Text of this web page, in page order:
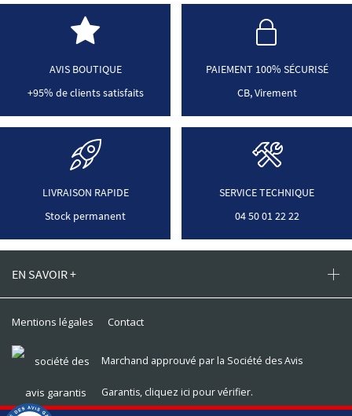
AVIS BOUTIQUE
+95% de clients satisfaits
PAIEMENT 100% SÉCURISÉ
CB, Virement
LIVRAISON RAPIDE
Stock permanent
SERVICE TECHNIQUE
04 50 01 22 22
EN SAVOIR +
Mentions légales Contact
Marchand approuvé par la Société des Avis
Garantis, cliquez ici pour vérifier.